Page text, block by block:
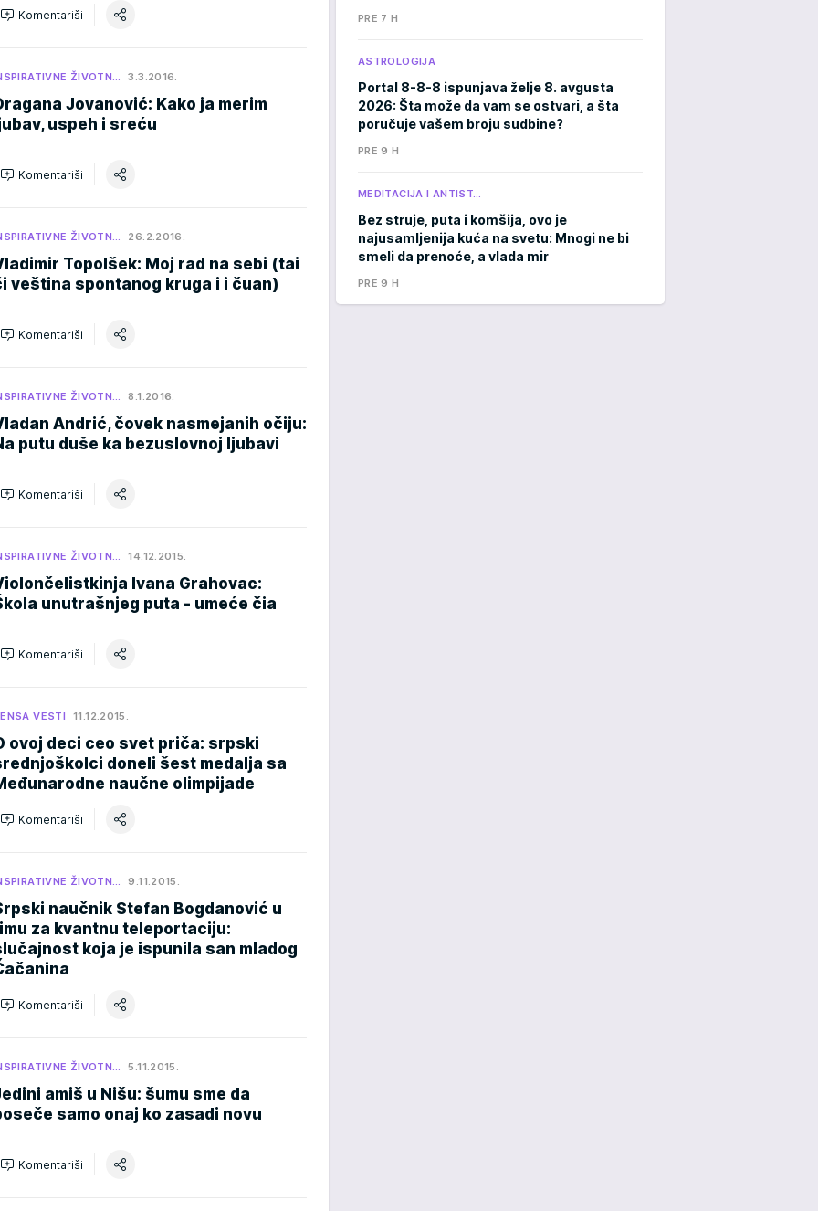
Komentariši
ŽIVOTN… 3.3.2016.
Jovanović: Kako ja merim
uspeh i sreću
Komentariši
ŽIVOTN… 26.2.2016.
Topolšek: Moj rad na sebi (tai
veština spontanog kruga i i čuan)
Komentariši
ŽIVOTN… 8.1.2016.
Andrić, čovek nasmejanih očiju:
putu duše ka bezuslovnoj ljubavi
Komentariši
ŽIVOTN… 14.12.2015.
Ivana Grahovac:
unutrašnjeg puta - umeće čia
Komentariši
VESTI 11.12.2015.
ovoj deci ceo svet priča: srpski
doneli šest medalja sa
naučne olimpijade
Komentariši
ŽIVOTN… 9.11.2015.
naučnik Stefan Bogdanović u
za kvantnu teleportaciju:
koja je ispunila san mladog
Komentariši
ŽIVOTN… 5.11.2015.
amiš u Nišu: šumu sme da
samo onaj ko zasadi novu
Komentariši
PRE 7 H
ASTROLOGIJA
Portal 8-8-8 ispunjava želje 8. avgusta
2026: Šta može da vam se ostvari, a šta
poručuje vašem broju sudbine?
PRE 9 H
MEDITACIJA I ANTIST…
Bez struje, puta i komšija, ovo je
najusamljenija kuća na svetu: Mnogi ne bi
smeli da prenoće, a vlada mir
PRE 9 H